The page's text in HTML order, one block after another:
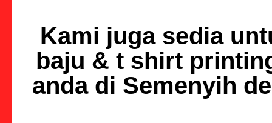
Kami juga sedia
baju & t shirt
anda di Semenyih